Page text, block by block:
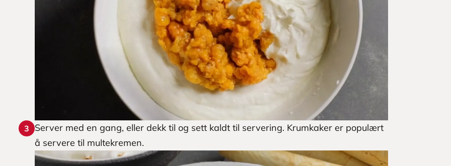
3
Server med en gang, eller dekk til og sett kaldt til servering. Krumkaker er populært
å servere til multekremen.